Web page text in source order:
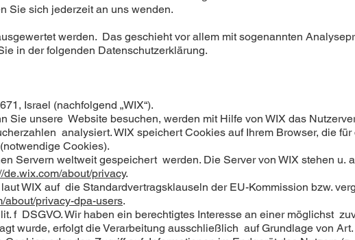
Sie sich jederzeit an uns wenden.
werden. Das geschieht vor allem mit sogenannten
in der folgenden Datenschutzerklärung.
Israel (nachfolgend „WIX“).
Sie unsere Website besuchen, werden mit Hilfe von WIX das
analysiert. WIX speichert Cookies auf Ihrem Browser, die
Cookies).
Servern weltweit gespeichert werden. Die Server von WIX stehen u.
de.wix.com/about/privacy.
WIX auf die Standardvertragsklauseln der EU-Kommission bzw.
about/privacy-dpa-users.
f DSGVO. Wir haben ein berechtigtes Interesse an einer möglichst
wurde, erfolgt die Verarbeitung ausschließlich auf Grundlage von Art.